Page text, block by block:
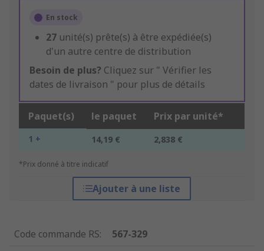
En stock
27 unité(s) prête(s) à être expédiée(s)
d'un autre centre de distribution
Besoin de plus? Cliquez sur " Vérifier les
dates de livraison " pour plus de détails
Paquet(s) le paquet Prix par unité*
1 + 14,19 € 2,838 €
*Prix donné à titre indicatif
Ajouter à une liste
Code commande RS:
567-329